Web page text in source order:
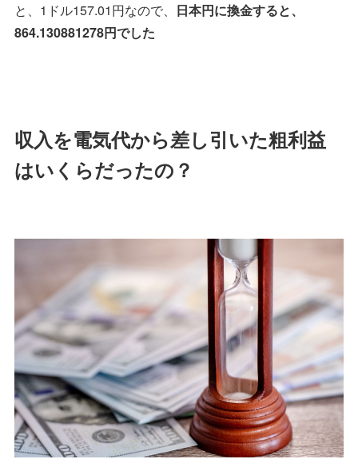
と、1ドル157.01円なので、 日本円に換金すると、
864.130881278円でした
収入を電気代から差し引いた粗利益
はいくらだったの？